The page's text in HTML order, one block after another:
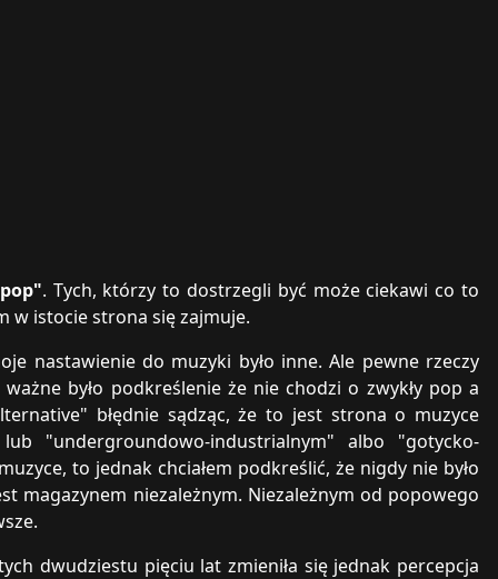
. Tych, którzy to dostrzegli być może ciekawi co to
w istocie strona się zajmuje.
nastawienie do muzyki było inne. Ale pewne rzeczy
było podkreślenie że nie chodzi o zwykły pop a
błędnie sądząc, że to jest strona o muzyce
"undergroundowo-industrialnym" albo "gotycko-
to jednak chciałem podkreślić, że nigdy nie było
magazynem niezależnym. Niezależnym od popowego
dwudziestu pięciu lat zmieniła się jednak percepcja